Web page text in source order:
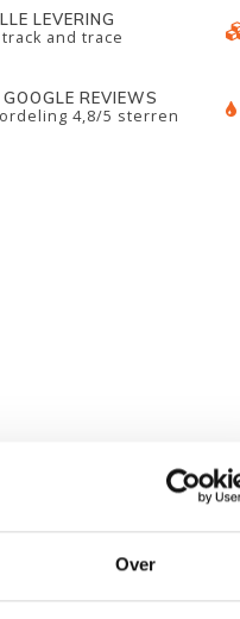
Over
LEVERING
and trace
REVIEWS
4,8/5 sterren
met iets meer ronding
traverseert deze strak en
zeer luxe voor de prijs.
kajak is perfect voor